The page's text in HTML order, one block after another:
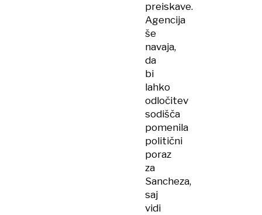
preiskave.
Agencija
še
navaja,
da
bi
lahko
odločitev
sodišča
pomenila
politični
poraz
za
Sancheza,
saj
vidi